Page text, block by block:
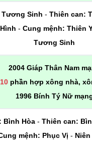
Tương Sinh - Thiên can:
- Cung mệnh: Thiên
Tương Sinh
2004 Giáp Thân Nam
phần hợp xông nhà,
1996 Bính Tý Nữ
Bình Hòa- Thiên can:
mệnh: Phục Vị -